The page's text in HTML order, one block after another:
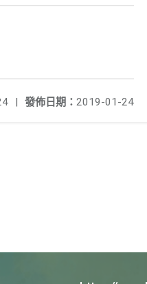
發佈日期： 2019-01-24
|